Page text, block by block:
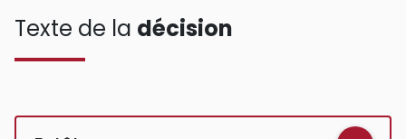
Texte de la décision